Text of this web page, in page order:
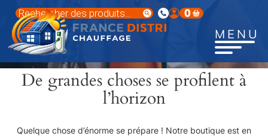
contenu
principal
Recherche
de
produits
0
MENU
De grandes choses se profilent à
l’horizon
Quelque chose d’énorme se prépare ! Notre boutique est en